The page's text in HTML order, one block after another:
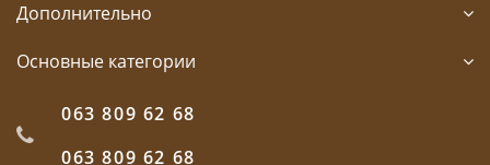
Дополнительно
Основные категории
063 809 62 68
063 809 62 68